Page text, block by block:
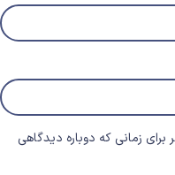
زمانی که دوباره دیدگاهی